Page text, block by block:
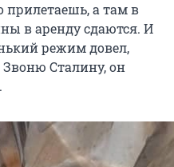
а там в
в аренду сдаются. И
режим довел,
Звоню Сталину, он